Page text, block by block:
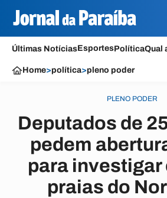
Últimas NotíciasEsportesPolíticaQual
Home>política>pleno poder
PLENO PODER
Deputados de
pedem
para investigar
praias do